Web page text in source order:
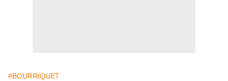
#BOURRIQUET